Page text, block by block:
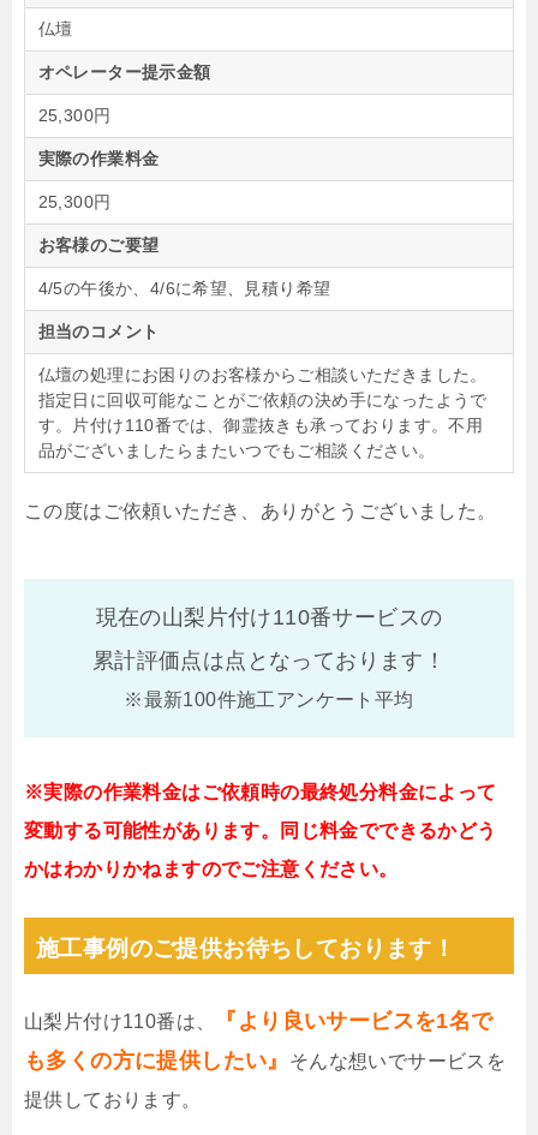
仏壇
オペレーター提示金額
25,300円
実際の作業料金
25,300円
お客様のご要望
4/5の午後か、4/6に希望、見積り希望
担当のコメント
仏壇の処理にお困りのお客様からご相談いただきました。
指定日に回収可能なことがご依頼の決め手になったようで
す。片付け110番では、御霊抜きも承っております。不用
品がございましたらまたいつでもご相談ください。
この度はご依頼いただき、ありがとうございました。
現在の山梨片付け110番サービスの
累計評価点は点となっております！
※最新100件施工アンケート平均
※実際の作業料金はご依頼時の最終処分料金によって
変動する可能性があります。同じ料金でできるかどう
かはわかりかねますのでご注意ください。
施工事例のご提供お待ちしております！
山梨片付け110番は、
『より良いサービスを1名で
も多くの方に提供したい』
そんな想いでサービスを
提供しております。